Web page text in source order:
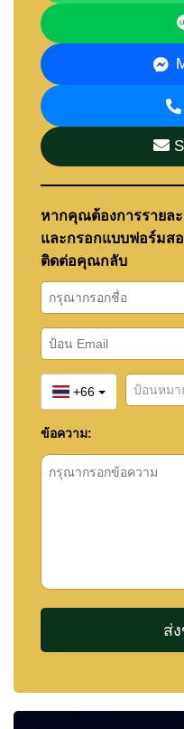
หากคุณต้องการรายล
และกรอกแบบฟอร์มสอ
ติดต่อคุณกลับ
+66
ข้อความ: